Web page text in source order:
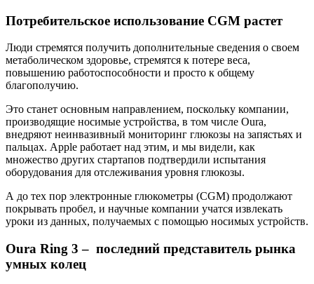
Потребительское использование CGM растет
Люди стремятся получить дополнительные сведения о своем
метаболическом здоровье, стремятся к потере веса,
повышению работоспособности и просто к общему
благополучию.
Это станет основным направлением, поскольку компании,
производящие носимые устройства, в том числе Oura,
внедряют неинвазивный мониторинг глюкозы на запястьях и
пальцах. Apple работает над этим, и мы видели, как
множество других стартапов подтвердили испытания
оборудования для отслеживания уровня глюкозы.
А до тех пор электронные глюкометры (CGM) продолжают
покрывать пробел, и научные компании учатся извлекать
уроки из данных, получаемых с помощью носимых устройств.
Oura Ring 3 – последний представитель рынка
умных колец